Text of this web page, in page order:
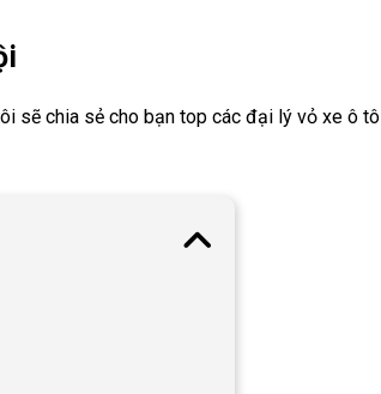
sẽ chia sẻ cho bạn top các đại lý vỏ xe ô tô